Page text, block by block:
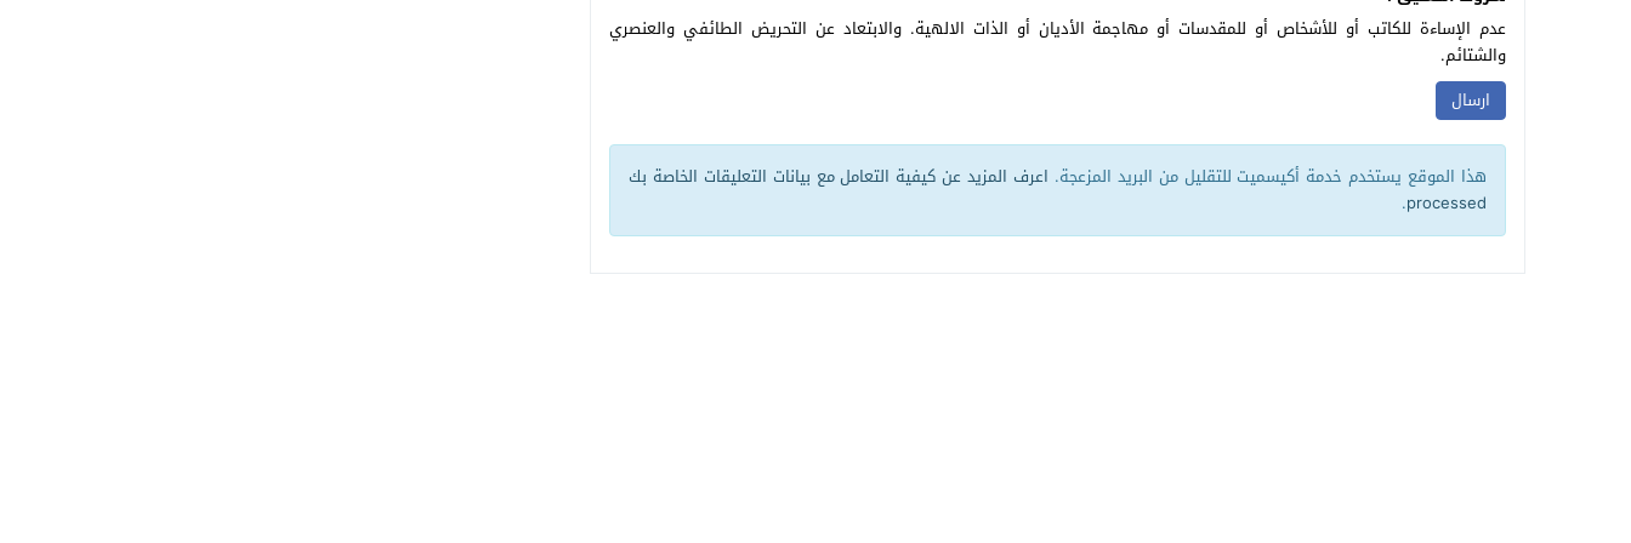
عدم الإساءة للكاتب أو للأشخاص أو للمقدسات أو مهاجمة الأديان أو الذات الالهية. والابتعاد عن التحريض الطائفي والعنصري
والشتائم.
هذا الموقع يستخدم خدمة أكيسميت للتقليل من البريد المزعجة. اعرف المزيد عن كيفية التعامل مع بيانات التعليقات الخاصة بك
processed
.